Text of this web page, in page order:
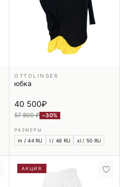
OTTOLINGER
юбка
40 500₽
57 800 ₽ −30%
РАЗМЕРЫ
m / 44 RU l / 46 RU xl / 50 RU
АКЦИЯ